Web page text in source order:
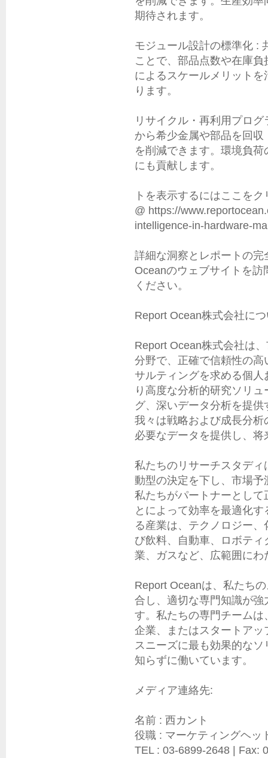
期待されます。
モジュール設計の標準化 :
ことで、部品点数や在庫
によるスケールメリット
ります。
リサイクル・再利用プロ
から希少金属や部品を回
を削減できます。環境負
にも貢献します。
トを表示するにはここを
@ https://
intelligence-in-hardware-
詳細な洞察とレポートの
Oceanのウェブサイトを
ください。
Report Ocean株式会社に
Report Ocean株式会社は
分野で、正確で信頼性の
サルティングを求める個
り高度な分析的研究ソリ
グ、深いデータ分析を提
我々は戦略および成長分
必要なデータを提供し、
私たちのリサーチスタデ
動型の決定を下し、市場
私たちがパートナーとし
とによって効率を最適化
る産業は、テクノロジー
び飲料、自動車、ロボテ
業、ガスなど、広範囲にわ
Report Oceanは、私たち
合し、適切な専門知識が
す。私たちの専門チーム
企業、またはスタートア
スニーズに最も効果的な
知らずに働いています。
メディア連絡先:
名前 : 西カント
役職 : マーケティングヘッ
TEL : 03-6899-2648 | Fax: